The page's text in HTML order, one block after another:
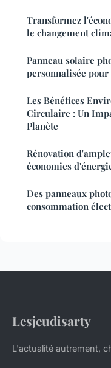
Transformez
le changement
Panneau solaire
personnalisée pour
Les Bénéfices
Circulaire : Un
Planète
Rénovation
économies
Des panneaux
consommation
Lesjeudisarty
L'actualité autrement,